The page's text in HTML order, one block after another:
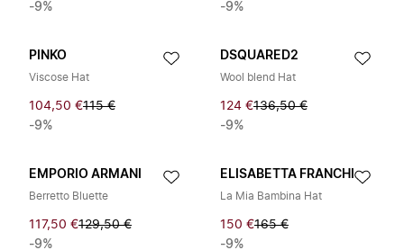
-9%
-9%
PINKO
Viscose Hat
104,50 €115 €
-9%
DSQUARED2
Wool blend Hat
124 €136,50 €
-9%
EMPORIO ARMANI
Berretto Bluette
117,50 €129,50 €
-9%
ELISABETTA FRANCHI
La Mia Bambina Hat
150 €165 €
-9%